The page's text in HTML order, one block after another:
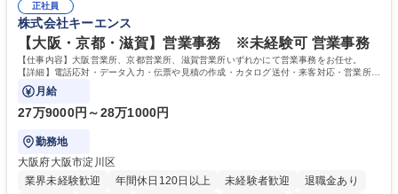
平均100件前後■メール・手紙：同上40件前後 募集職種 中野本社【お客様
相談室】お客様のお声をもとにより良い商品づくりへ貢献
すのでご安心ください。 【当社について】キリングループの広報機能を担
う会社として、お客様との出会いを大切にし、磨き上げたホスピタリティ
を込めてコミュニケーションをとりながら広報関連業務を行っておりま
す。 学歴・資格 学歴：大学院 大学 高専 短大 専修学校 高校 語学力： 資
格：
正社員
株式会社キーエンス
【大阪・京都・滋賀】営業事務 ※未経験可 営業事務
【仕事内容】大阪営業所、京都営業所、滋賀営業所いずれかにて営業事務をお任せ。
【詳細】電話応対・データ入力・伝票や見積の作成・カタログ送付・来客対応・営業所内
で発生する事務業務や業務改善をお任せ。
月給
27万9000円～28万1000円
勤務地
大阪府大阪市淀川区
業界未経験歓迎
年間休日120日以上 未経験者歓迎 退職金あり